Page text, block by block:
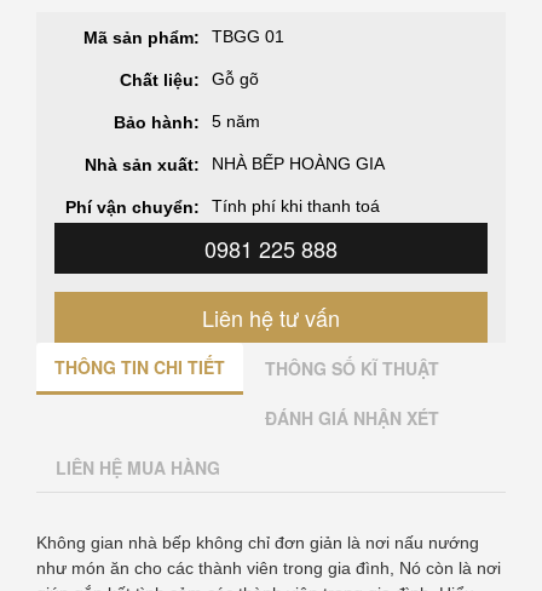
Mã sản phẩm: TBGG 01
Chất liệu: Gỗ gõ
Bảo hành: 5 năm
Nhà sản xuất: NHÀ BẾP HOÀNG GIA
Phí vận chuyển: Tính phí khi thanh toá
0981 225 888
Liên hệ tư vấn
THÔNG TIN CHI TIẾT THÔNG SỐ KĨ THUẬT
ĐÁNH GIÁ NHẬN XÉT
LIÊN HỆ MUA HÀNG
Không gian nhà bếp không chỉ đơn giản là nơi nấu nướng
như món ăn cho các thành viên trong gia đình, Nó còn là nơi